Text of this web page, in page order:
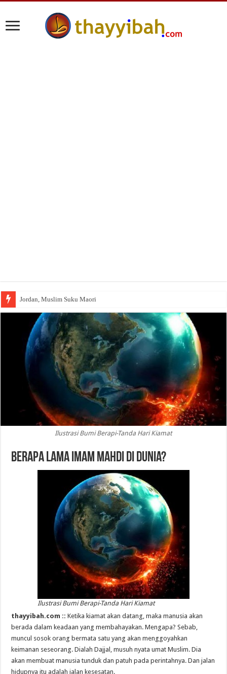
Jordan, Muslim Suku Maori
Ilustrasi Bumi Berapi-Tanda Hari Kiamat
Berapa Lama Imam Mahdi di Dunia?
Ilustrasi Bumi Berapi-Tanda Hari Kiamat
thayyibah.com ::Ketika kiamat akan datang, maka manusia akan
berada dalam keadaan yang membahayakan. Mengapa? Sebab,
muncul sosok orang bermata satu yang akan menggoyahkan
keimanan seseorang. Dialah Dajjal, musuh nyata umat Muslim. Dia
akan membuat manusia tunduk dan patuh pada perintahnya. Dan jalan
hidupnya itu adalah jalan kesesatan.